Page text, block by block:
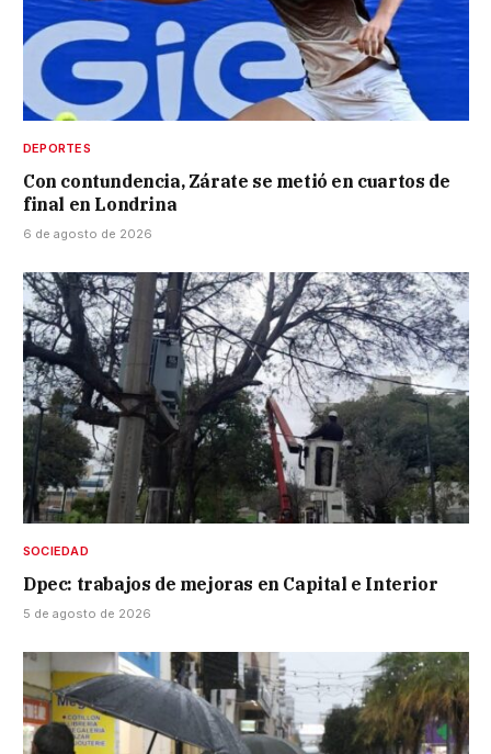
DEPORTES
Con contundencia, Zárate se metió en cuartos de
final en Londrina
6 de agosto de 2026
SOCIEDAD
Dpec: trabajos de mejoras en Capital e Interior
5 de agosto de 2026